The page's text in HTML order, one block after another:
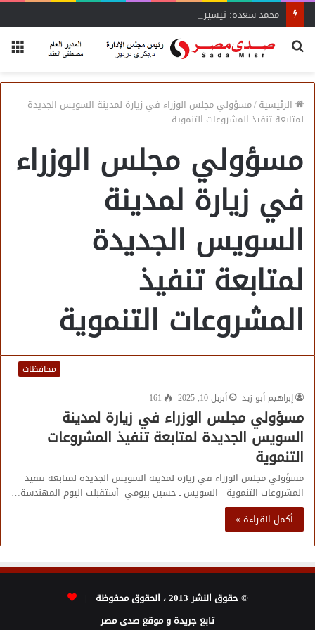
محمد سعده: تيسيرات وزير الصناعة تنقذ المشروعات المتعثرة
بحث
الرئيسية/مسؤولي مجلس الوزراء في زيارة لمدينة السويس الجديدة
لمتابعة تنفيذ المشروعات التنموية
مسؤولي مجلس الوزراء
في زيارة لمدينة
السويس الجديدة
لمتابعة تنفيذ
المشروعات التنموية
محافظات
إبراهيم أبو زيد
أبريل 10, 2025 161
مسؤولي مجلس الوزراء في زيارة لمدينة
السويس الجديدة لمتابعة تنفيذ المشروعات
التنموية
مسؤولي مجلس الوزراء في زيارة لمدينة السويس الجديدة لمتابعة تنفيذ
المشروعات التنموية السويس ـ حسين بيومي أستقبلت اليوم المهندسة…
أكمل القراءة »
© حقوق النشر 2013 ، الحقوق محفوظة |
تابع جريدة و موقع صدى مصر